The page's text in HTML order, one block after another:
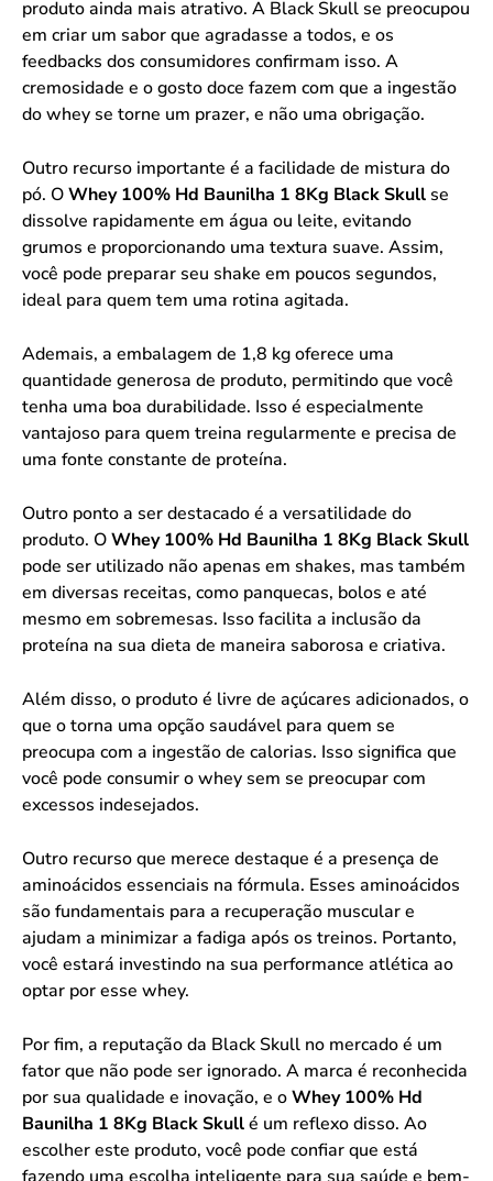
produto ainda mais atrativo. A Black Skull se preocupou
em criar um sabor que agradasse a todos, e os
feedbacks dos consumidores confirmam isso. A
cremosidade e o gosto doce fazem com que a ingestão
do whey se torne um prazer, e não uma obrigação.
Outro recurso importante é a facilidade de mistura do
pó. OWhey 100% Hd Baunilha 1 8Kg Black Skull se
dissolve rapidamente em água ou leite, evitando
grumos e proporcionando uma textura suave. Assim,
você pode preparar seu shake em poucos segundos,
ideal para quem tem uma rotina agitada.
Ademais, a embalagem de 1,8 kg oferece uma
quantidade generosa de produto, permitindo que você
tenha uma boa durabilidade. Isso é especialmente
vantajoso para quem treina regularmente e precisa de
uma fonte constante de proteína.
Outro ponto a ser destacado é a versatilidade do
produto. OWhey 100% Hd Baunilha 1 8Kg Black Skull
pode ser utilizado não apenas em shakes, mas também
em diversas receitas, como panquecas, bolos e até
mesmo em sobremesas. Isso facilita a inclusão da
proteína na sua dieta de maneira saborosa e criativa.
Além disso, o produto é livre de açúcares adicionados, o
que o torna uma opção saudável para quem se
preocupa com a ingestão de calorias. Isso significa que
você pode consumir o whey sem se preocupar com
excessos indesejados.
Outro recurso que merece destaque é a presença de
aminoácidos essenciais na fórmula. Esses aminoácidos
são fundamentais para a recuperação muscular e
ajudam a minimizar a fadiga após os treinos. Portanto,
você estará investindo na sua performance atlética ao
optar por esse whey.
Por fim, a reputação da Black Skull no mercado é um
fator que não pode ser ignorado. A marca é reconhecida
por sua qualidade e inovação, e oWhey 100% Hd
Baunilha 1 8Kg Black Skullé um reflexo disso. Ao
escolher este produto, você pode confiar que está